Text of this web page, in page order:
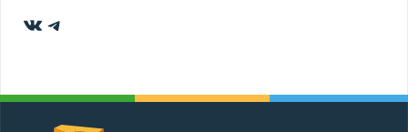
ВКонтакте
Telegram